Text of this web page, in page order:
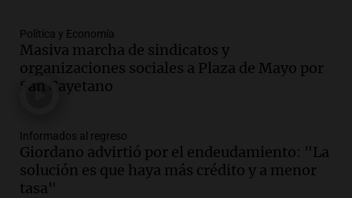
Audio.El abuelo de Agostina Vega, tras
las nuevas detenciones: "En esa casa
todos tenían algo que ver"
Audio.Una nutricionista derribó el mito
del desayuno ideal: qué alimentos
conviene priorizar
Política y Economía
Masiva marcha de sindicatos y
organizaciones sociales a Plaza de Mayo por
San Cayetano
Informados al regreso
Giordano advirtió por el endeudamiento: "La
solución es que haya más crédito y a menor
tasa"